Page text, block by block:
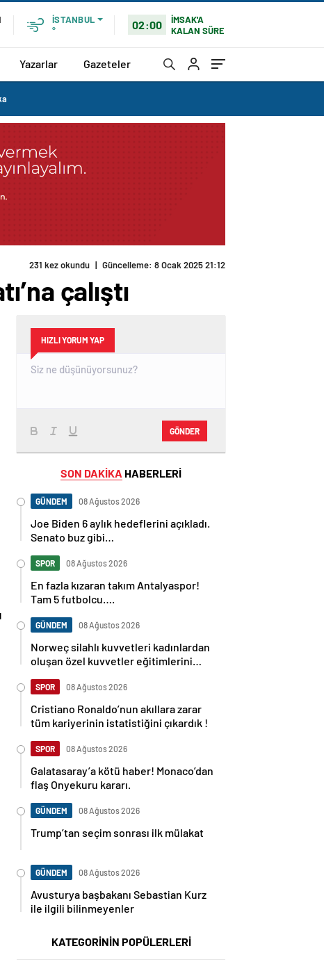
İSTANBUL
°
02:00
İMSAK'A
KALAN SÜRE
Yazarlar Gazeteler
231 kez okundu | Güncelleme: 8 Ocak 2025 21:12
çalıştı
HIZLI YORUM YAP
GÖNDER
SON DAKİKA HABERLERİ
GÜNDEM 08 Ağustos 2026
Joe Biden 6 aylık hedeflerini açıkladı.
Senato buz gibi…
SPOR 08 Ağustos 2026
En fazla kızaran takım Antalyaspor!
Tam 5 futbolcu….
GÜNDEM 08 Ağustos 2026
Norweç silahlı kuvvetleri kadınlardan
oluşan özel kuvvetler eğitimlerini
SPOR 08 Ağustos 2026
Cristiano Ronaldo’nun akıllara zarar
tüm kariyerinin istatistiğini çıkardık !
SPOR 08 Ağustos 2026
Galatasaray’a kötü haber! Monaco’dan
flaş Onyekuru kararı.
GÜNDEM 08 Ağustos 2026
Trump’tan seçim sonrası ilk mülakat
GÜNDEM 08 Ağustos 2026
Avusturya başbakanı Sebastian Kurz
ile ilgili bilinmeyenler
KATEGORİNİN POPÜLERLERİ